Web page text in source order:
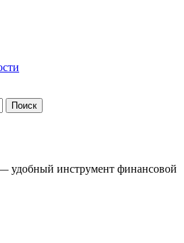
удобный инструмент финансовой